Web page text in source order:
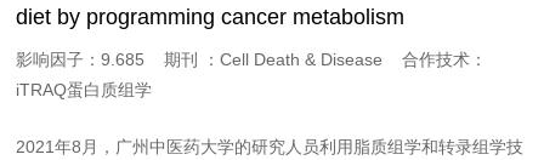
diet by programming cancer metabolism
影响因子：9.685 期刊 ：Cell Death & Disease 合作技术：
iTRAQ蛋白质组学
2021年8月，广州中医药大学的研究人员利用脂质组学和转录组学技